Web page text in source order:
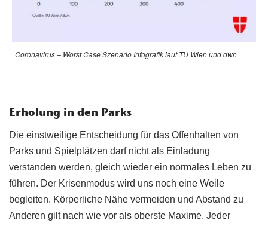
Coronavirus – Worst Case Szenario Infografik laut TU Wien und dwh
Erholung in den Parks
Die einstweilige Entscheidung für das Offenhalten von
Parks und Spielplätzen darf nicht als Einladung
verstanden werden, gleich wieder ein normales Leben zu
führen. Der Krisenmodus wird uns noch eine Weile
begleiten. Körperliche Nähe vermeiden und Abstand zu
Anderen gilt nach wie vor als oberste Maxime. Jeder